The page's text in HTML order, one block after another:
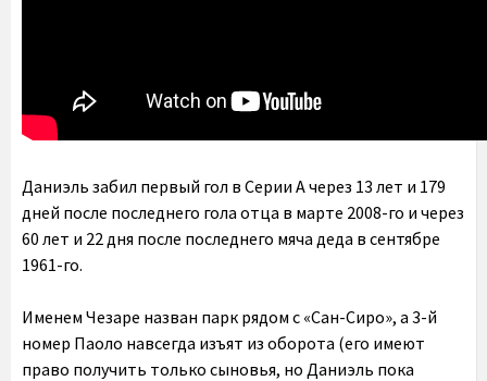
Даниэль забил первый гол в Серии А через 13 лет и 179
дней после последнего гола отца в марте 2008-го и через
60 лет и 22 дня после последнего мяча деда в сентябре
1961-го.
Именем Чезаре назван парк рядом с «Сан-Сиро», а 3-й
номер Паоло навсегда изъят из оборота (его имеют
право получить только сыновья, но Даниэль пока